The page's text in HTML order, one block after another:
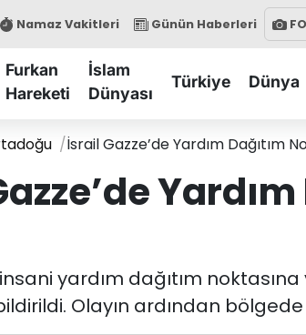
Namaz Vakitleri Günün Haberleri
Furkan
Hareketi
İslam
Dünyası
Türkiye Dünya
İsrail Gazze’de Yardım Dağıtım
yardım dağıtım
Olayın ardından